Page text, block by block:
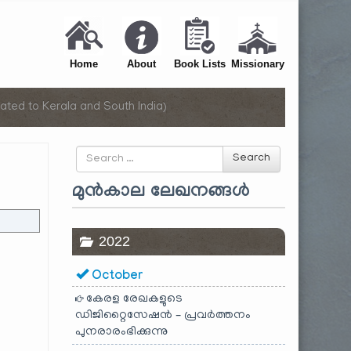
Home About Book Lists Missionary
to Kerala and South India)
Search
for
Search
മുൻകാല ലേഖനങ്ങൾ
2022
October
കേരള രേഖകളുടെ
ഡിജിറ്റൈസേഷൻ – പ്രവർത്തനം
പുനരാരംഭിക്കുന്നു